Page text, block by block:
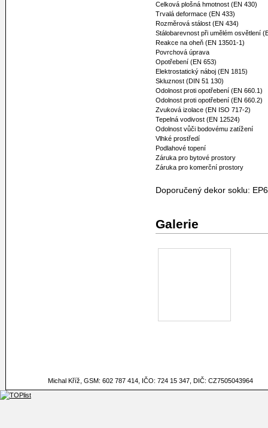
Celková plošná hmotnost (EN 430)
Trvalá deformace (EN 433)
Rozměrová stálost (EN 434)
Stálobarevnost při umělém osvětlení
Reakce na oheň (EN 13501-1)
Povrchová úprava
Opotřebení (EN 653)
Elektrostatický náboj (EN 1815)
Skluznost (DIN 51 130)
Odolnost proti opotřebení (EN 660.1)
Odolnost proti opotřebení (EN 660.2)
Zvuková izolace (EN ISO 717-2)
Tepelná vodivost (EN 12524)
Odolnost vůči bodovému zatížení
Vlhké prostředí
Podlahové topení
Záruka pro bytové prostory
Záruka pro komerční prostory
Doporučený dekor soklu:
Galerie
Michal Kříž, GSM: 602 787 414, IČO: 724 15 347, DIČ: CZ7505043964